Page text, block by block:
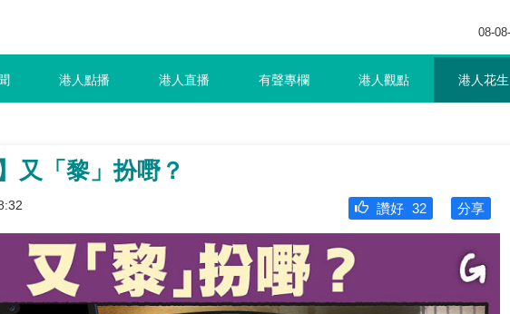
08-
港人點播 港人直播 有聲專欄 港人觀點 港人花生
又「黎」扮嘢？
分享
讚好 32